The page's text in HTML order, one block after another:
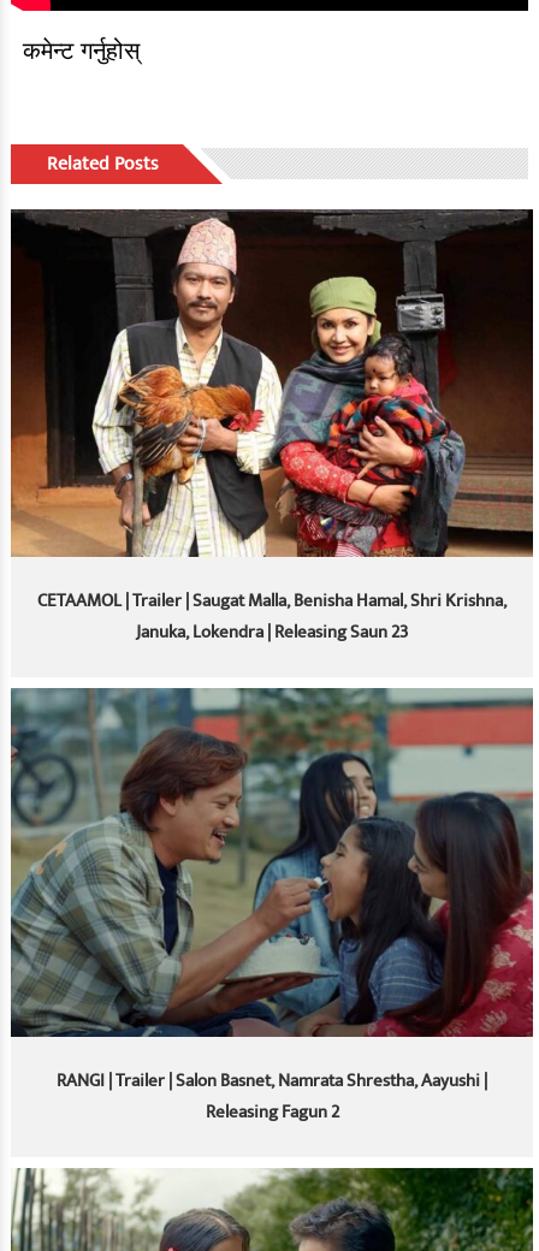
कमेन्ट गर्नुहोस्
Related Posts
CETAAMOL | Trailer | Saugat Malla, Benisha Hamal, Shri Krishna,
Januka, Lokendra | Releasing Saun 23
RANGI | Trailer | Salon Basnet, Namrata Shrestha, Aayushi |
Releasing Fagun 2